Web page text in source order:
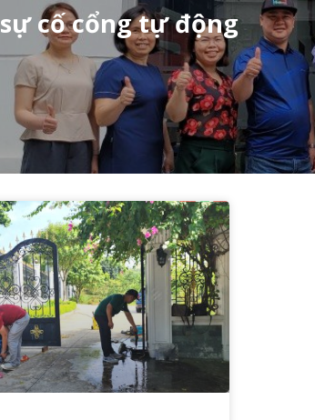
sự cố cổng tự động